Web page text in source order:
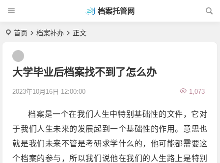
档案托管网
首页 档案补办 正文
大学毕业后档案找不到了怎么办
2023年10月16日 12:00:00 1,073
档案是一个在我们人生中特别基础性的文件，它对
于我们人生未来的发展起到一个基础性的作用。意思也
就是我们未来不管是考研求学什么的，他可能都需要这
个档案的参与，所以我们说他在我们的人生路上是特别